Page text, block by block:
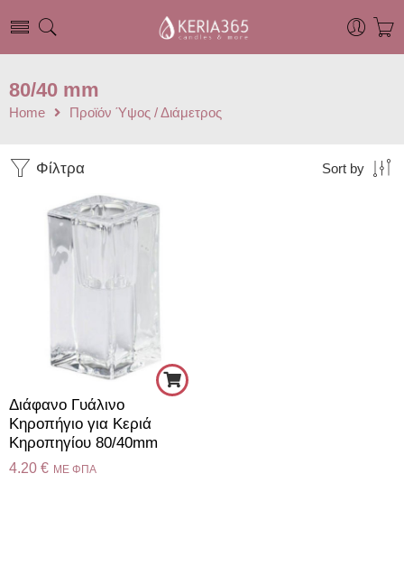
80/40 mm
Home Προϊόν Ύψος / Διάμετρος
Φίλτρα Sort by
Διάφανο Γυάλινο
Kηροπήγιο για Κεριά
Κηροπηγίου 80/40mm
4.20 € ME ΦΠΑ